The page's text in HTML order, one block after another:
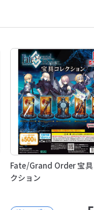
Fate/Grand Order 宝具
クション